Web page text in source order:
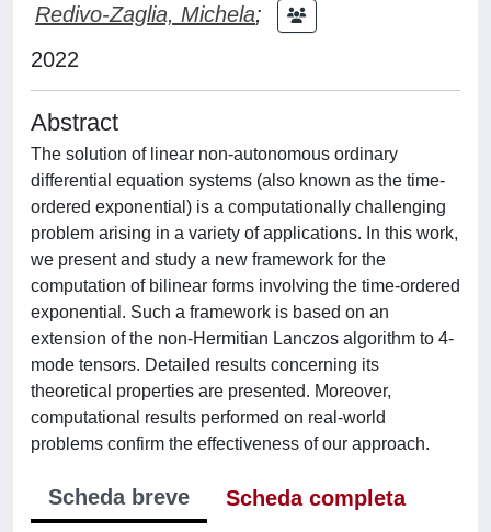
Redivo-Zaglia, Michela;
2022
Abstract
The solution of linear non-autonomous ordinary
differential equation systems (also known as the time-
ordered exponential) is a computationally challenging
problem arising in a variety of applications. In this work,
we present and study a new framework for the
computation of bilinear forms involving the time-ordered
exponential. Such a framework is based on an
extension of the non-Hermitian Lanczos algorithm to 4-
mode tensors. Detailed results concerning its
theoretical properties are presented. Moreover,
computational results performed on real-world
problems confirm the effectiveness of our approach.
Scheda breve
Scheda completa